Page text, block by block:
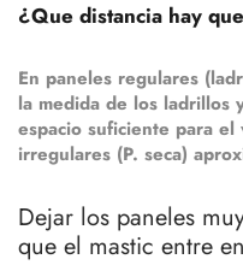
¿Que distancia hay
En paneles regulares
la medida de los ladrillos
espacio suficiente para
irregulares (P. seca)
Dejar los paneles
que el mastic entre